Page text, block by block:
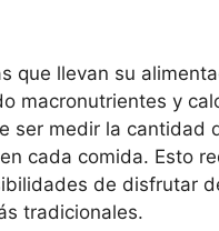
que llevan su
macronutrientes y
ser medir la cantidad
cada comida. Esto
de disfrutar
tradicionales.